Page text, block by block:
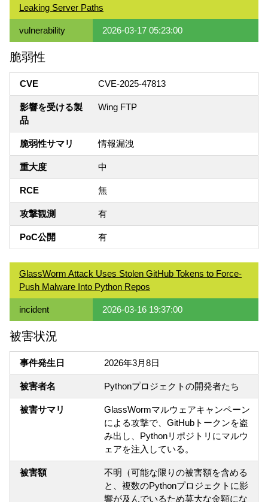
Leaking Server Paths
vulnerability 2026-03-17 05:23:00
脆弱性
CVE CVE-2025-47813
影響を受ける製
品
Wing FTP
脆弱性サマリ 情報漏洩
重大度 中
RCE 無
攻撃観測 有
PoC公開 有
GlassWorm Attack Uses Stolen GitHub Tokens to Force-
Push Malware Into Python Repos
incident 2026-03-16 19:37:00
被害状況
事件発生日 2026年3月8日
被害者名 Pythonプロジェクトの開発者たち
被害サマリ
GlassWormマルウェアキャンペーン
による攻撃で、GitHubトークンを盗
み出し、Pythonリポジトリにマルウ
ェアを注入している。
被害額
不明（可能な限りの被害額を含める
と、複数のPythonプロジェクトに影
響が及んでいるため莫大な金額にな